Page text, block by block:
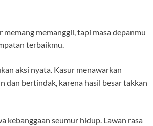
memanggil, tapi masa depanmu
terbaikmu.
aksi nyata. Kasur menawarkan
dan bertindak, karena hasil besar takkan
kebanggaan seumur hidup. Lawan rasa